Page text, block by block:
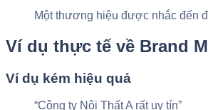
Một thương hiệu được nhắc đến
Ví dụ thực tế về Brand
Ví dụ kém hiệu quả
“Công ty Nội Thất A rất uy tín”